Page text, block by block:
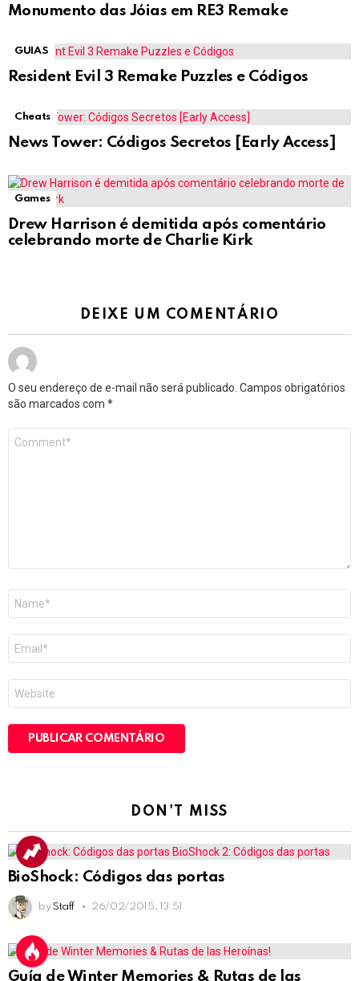
Monumento das Jóias em RE3 Remake
GUIAS
Resident Evil 3 Remake Puzzles e Códigos
Cheats
News Tower: Códigos Secretos [Early Access]
Games
Drew Harrison é demitida após comentário
celebrando morte de Charlie Kirk
DEIXE UM COMENTÁRIO
O seu endereço de e-mail não será publicado. Campos obrigatórios
são marcados com *
mail
*
DON'T MISS
BioShock: Códigos das portas
by Staff 26/02/2015, 13:51
Guía de Winter Memories & Rutas de las